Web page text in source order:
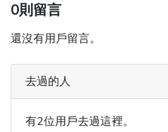
0則留言
還沒有用戶留言。
去過的人
有2位用戶去過這裡。